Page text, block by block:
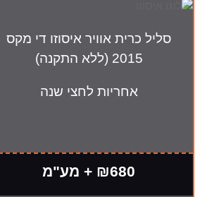
סליל כרית אוויר איסוזו די מקס
2015 (ללא התקנה)
אחריות לחצי שנה
₪680 + מע"מ